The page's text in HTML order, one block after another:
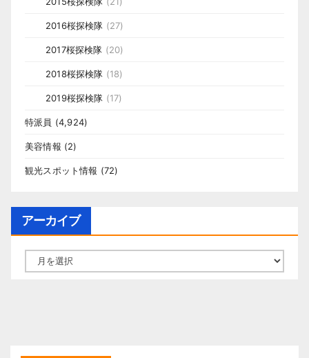
2016桜探検隊 (27)
2017桜探検隊 (20)
2018桜探検隊 (18)
2019桜探検隊 (17)
特派員 (4,924)
美容情報 (2)
観光スポット情報 (72)
アーカイブ
ー